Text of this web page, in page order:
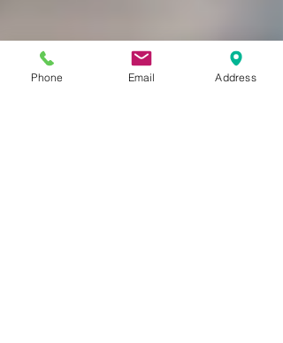
Phone Email Address